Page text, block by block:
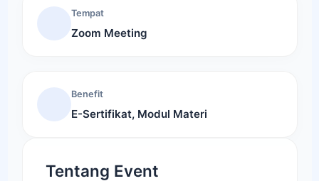
Tempat
Zoom Meeting
Benefit
E-Sertifikat, Modul Materi
Tentang Event